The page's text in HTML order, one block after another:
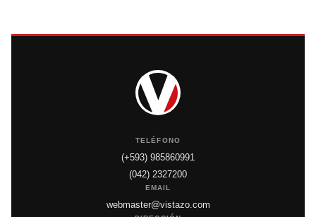
TELÉFONO
(+593) 985860991
(042) 2327200
EMAIL
webmaster@vistazo.com